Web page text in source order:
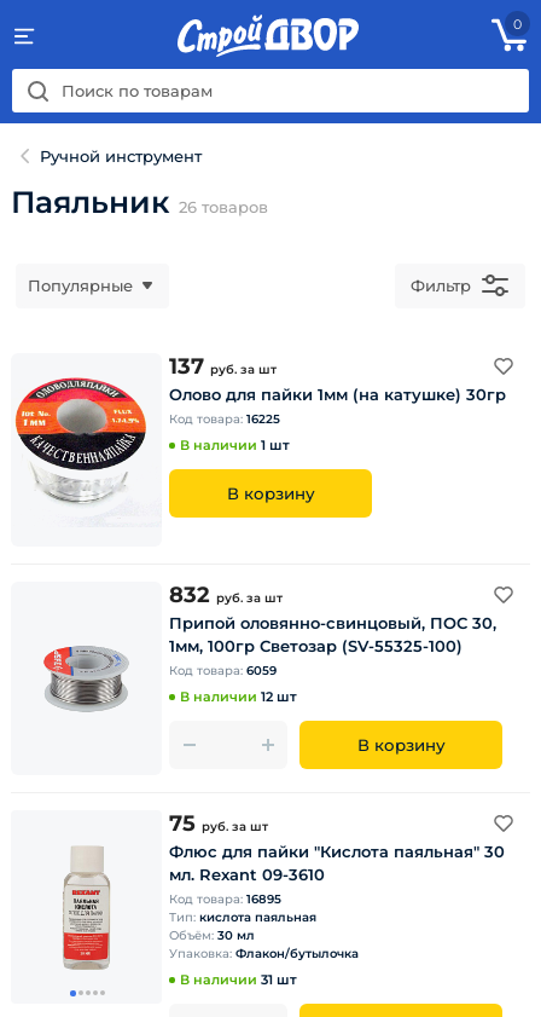
0
Ручной инструмент
Паяльник 26 товаров
Популярные Фильтр
137 руб. за шт
Олово для пайки 1мм (на катушке) 30гр
Код товара: 16225
В наличии 1 шт
В корзину
832 руб. за шт
Припой оловянно-свинцовый, ПОС 30,
1мм, 100гр Светозар (SV-55325-100)
Код товара: 6059
В наличии 12 шт
В корзину
75 руб. за шт
Флюс для пайки "Кислота паяльная" 30
мл. Rexant 09-3610
Код товара: 16895
Тип: кислота паяльная
Объём: 30 мл
Упаковка: Флакон/бутылочка
В наличии 31 шт